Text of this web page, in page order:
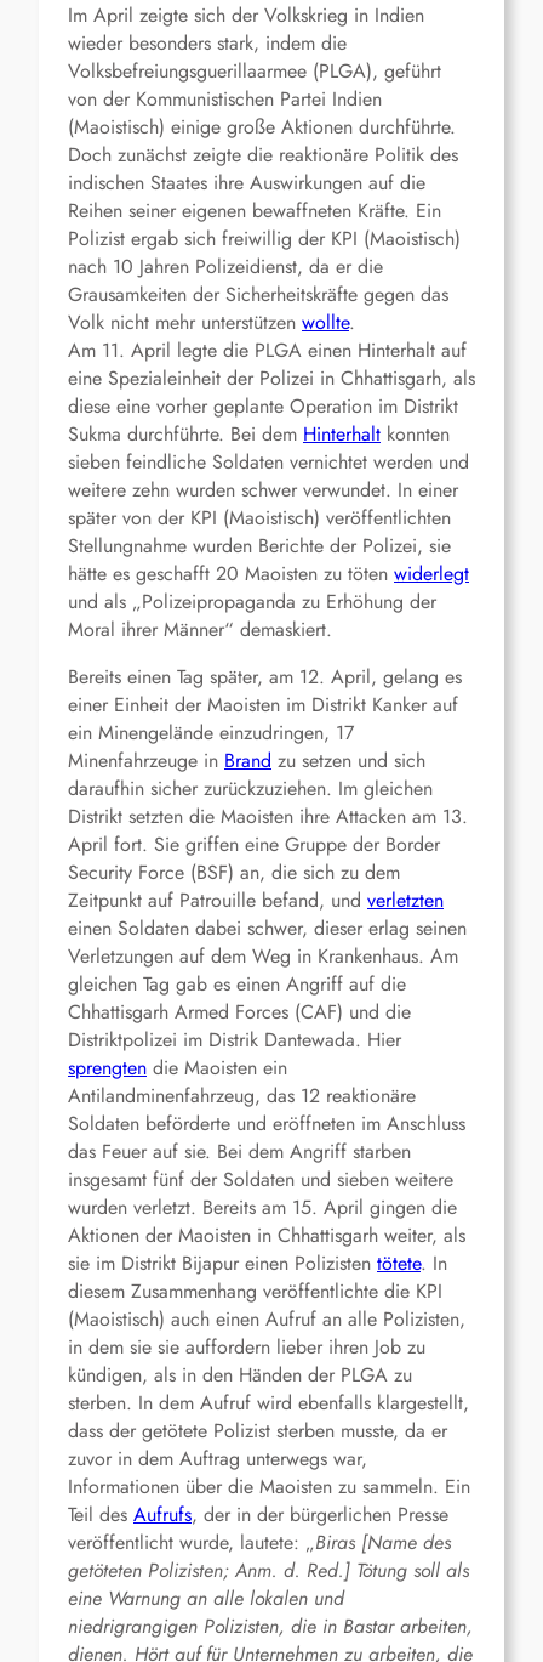
Im April zeigte sich der Volkskrieg in Indien
wieder besonders stark, indem die
Volksbefreiungsguerillaarmee (PLGA), geführt
von der Kommunistischen Partei Indien
(Maoistisch) einige große Aktionen durchführte.
Doch zunächst zeigte die reaktionäre Politik des
indischen Staates ihre Auswirkungen auf die
Reihen seiner eigenen bewaffneten Kräfte. Ein
Polizist ergab sich freiwillig der KPI (Maoistisch)
nach 10 Jahren Polizeidienst, da er die
Grausamkeiten der Sicherheitskräfte gegen das
Volk nicht mehr unterstützen wollte.
Am 11. April legte die PLGA einen Hinterhalt auf
eine Spezialeinheit der Polizei in Chhattisgarh, als
diese eine vorher geplante Operation im Distrikt
Sukma durchführte. Bei dem Hinterhalt konnten
sieben feindliche Soldaten vernichtet werden und
weitere zehn wurden schwer verwundet. In einer
später von der KPI (Maoistisch) veröffentlichten
Stellungnahme wurden Berichte der Polizei, sie
hätte es geschafft 20 Maoisten zu töten widerlegt
und als „Polizeipropaganda zu Erhöhung der
Moral ihrer Männer“ demaskiert.
Bereits einen Tag später, am 12. April, gelang es
einer Einheit der Maoisten im Distrikt Kanker auf
ein Minengelände einzudringen, 17
Minenfahrzeuge in Brand zu setzen und sich
daraufhin sicher zurückzuziehen. Im gleichen
Distrikt setzten die Maoisten ihre Attacken am 13.
April fort. Sie griffen eine Gruppe der Border
Security Force (BSF) an, die sich zu dem
Zeitpunkt auf Patrouille befand, und verletzten
einen Soldaten dabei schwer, dieser erlag seinen
Verletzungen auf dem Weg in Krankenhaus. Am
gleichen Tag gab es einen Angriff auf die
Chhattisgarh Armed Forces (CAF) und die
Distriktpolizei im Distrik Dantewada. Hier
sprengten die Maoisten ein
Antilandminenfahrzeug, das 12 reaktionäre
Soldaten beförderte und eröffneten im Anschluss
das Feuer auf sie. Bei dem Angriff starben
insgesamt fünf der Soldaten und sieben weitere
wurden verletzt. Bereits am 15. April gingen die
Aktionen der Maoisten in Chhattisgarh weiter, als
sie im Distrikt Bijapur einen Polizisten tötete. In
diesem Zusammenhang veröffentlichte die KPI
(Maoistisch) auch einen Aufruf an alle Polizisten,
in dem sie sie auffordern lieber ihren Job zu
kündigen, als in den Händen der PLGA zu
sterben. In dem Aufruf wird ebenfalls klargestellt,
dass der getötete Polizist sterben musste, da er
zuvor in dem Auftrag unterwegs war,
Informationen über die Maoisten zu sammeln. Ein
Teil des Aufrufs, der in der bürgerlichen Presse
veröffentlicht wurde, lautete: „Biras [Name des
getöteten Polizisten; Anm. d. Red.] Tötung soll als
eine Warnung an alle lokalen und
niedrigrangigen Polizisten, die in Bastar arbeiten,
dienen. Hört auf für Unternehmen zu arbeiten, die